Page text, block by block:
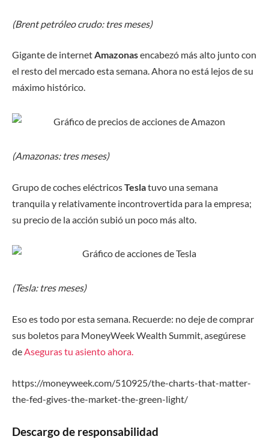
(Brent petróleo crudo: tres meses)
Gigante de internetAmazonasencabezó más alto junto con
el resto del mercado esta semana. Ahora no está lejos de su
máximo histórico.
(Amazonas: tres meses)
Grupo de coches eléctricosTeslatuvo una semana
tranquila y relativamente incontrovertida para la empresa;
su precio de la acción subió un poco más alto.
(Tesla: tres meses)
Eso es todo por esta semana. Recuerde: no deje de comprar
sus boletos para MoneyWeek Wealth Summit, asegúrese
deAseguras tu asiento ahora.
https://moneyweek.com/510925/the-charts-that-matter-
the-fed-gives-the-market-the-green-light/
Descargo de responsabilidad